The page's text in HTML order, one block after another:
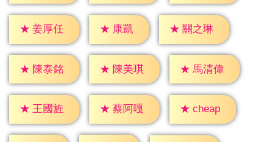
★ 姜厚任 ★ 康凱 ★ 關之琳
★ 陳泰銘 ★ 陳美琪 ★ 馬清偉
★ 王國旌 ★ 蔡阿嘎 ★ cheap